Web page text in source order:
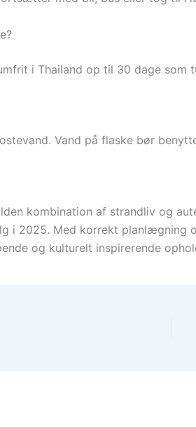
i Thailand op til 30 dage
Vand på flaske bør
kombination af strandliv og
i 2025. Med korrekt planlægning
og kulturelt inspirerende